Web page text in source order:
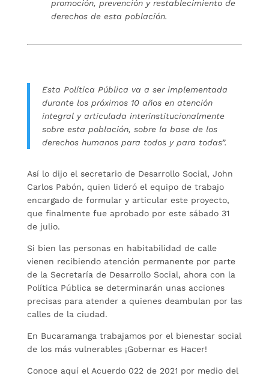
promoción, prevención y restablecimiento de
derechos de esta población.
Esta Política Pública va a ser implementada
durante los próximos 10 años en atención
integral y articulada interinstitucionalmente
sobre esta población, sobre la base de los
derechos humanos para todos y para todas”.
Así lo dijo el secretario de Desarrollo Social, John
Carlos Pabón, quien lideró el equipo de trabajo
encargado de formular y articular este proyecto,
que finalmente fue aprobado por este sábado 31
de julio.
Si bien las personas en habitabilidad de calle
vienen recibiendo atención permanente por parte
de la Secretaría de Desarrollo Social, ahora con la
Política Pública se determinarán unas acciones
precisas para atender a quienes deambulan por las
calles de la ciudad.
En Bucaramanga trabajamos por el bienestar social
de los más vulnerables ¡Gobernar es Hacer!
Conoce aquí el Acuerdo 022 de 2021 por medio del